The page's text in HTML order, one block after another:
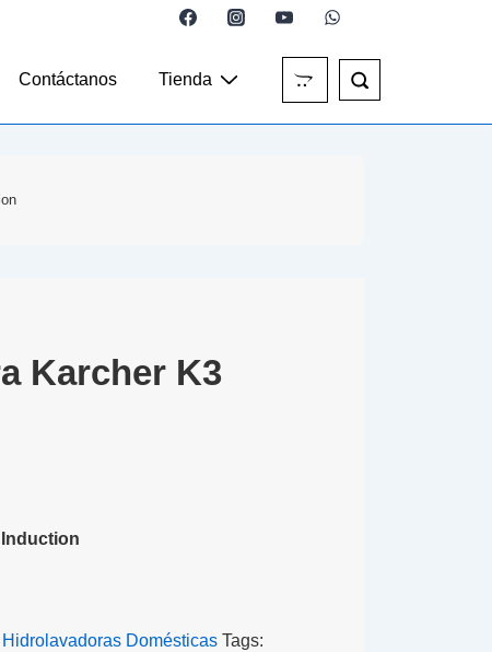
Contáctanos Tienda
Karcher K3
Hidrolavadoras Domésticas Tags: